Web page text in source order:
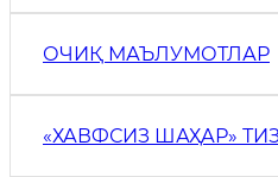
ОЧИҚ МАЪЛУМОТЛАР
«ХАВФСИЗ ШАҲАР»